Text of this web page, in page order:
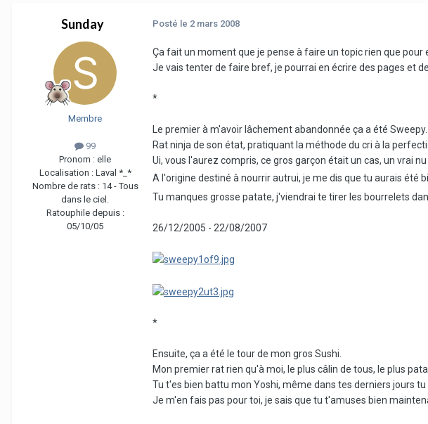
Sunday
Membre
99
Pronom : elle
Localisation : Laval *_*
Nombre de rats : 14 - Tous
dans le ciel.
Ratouphile depuis :
05/10/05
Posté le 2 mars 2008
Ça fait un moment que je pense à faire un topic rien que pour
Je vais tenter de faire bref, je pourrai en écrire des pages et
*
Le premier à m'avoir lâchement abandonnée ça a été
Rat ninja de son état, pratiquant la méthode du cri à la
Ui, vous l'aurez compris, ce gros garçon était un cas, un vrai
A l'origine destiné à nourrir autrui, je me dis que tu aurais été
Tu manques grosse patate, j'viendrai te tirer les bourrelets
26/12/2005 - 22/08/2007
*
Ensuite, ça a été le tour de mon gros Sushi.
Mon premier rat rien qu'à moi, le plus câlin de tous, le plus
Tu t'es bien battu mon Yoshi, même dans tes derniers jours tu
Je m'en fais pas pour toi, je sais que tu t'amuses bien